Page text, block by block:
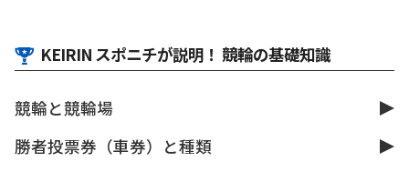
KEIRIN スポニチが説明！ 競輪の基礎知識
競輪と競輪場
勝者投票券（車券）と種類